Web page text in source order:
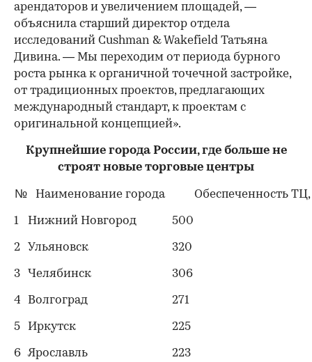
арендаторов и увеличением площадей, —
объяснила старший директор отдела
исследований Cushman & Wakefield Татьяна
Дивина. — Мы переходим от периода бурного
роста рынка к органичной точечной застройке,
от традиционных проектов, предлагающих
международный стандарт, к проектам с
оригинальной концепцией».
Крупнейшие города России, где больше не
строят новые торговые центры
№ Наименование города Обеспеченность
1 Нижний Новгород 500
2 Ульяновск 320
3 Челябинск 306
4 Волгоград 271
5 Иркутск 225
6 Ярославль 223